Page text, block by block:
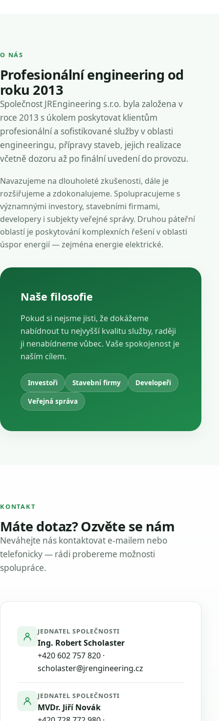
O NÁS
Profesionální engineering od
roku 2013
Společnost JREngineering s.r.o. byla založena v
roce 2013 s úkolem poskytovat klientům
profesionální a sofistikované služby v oblasti
engineeringu, přípravy staveb, jejich realizace
včetně dozoru až po finální uvedení do provozu.
Navazujeme na dlouholeté zkušenosti, dále je
rozšiřujeme a zdokonalujeme. Spolupracujeme s
významnými investory, stavebními firmami,
developery i subjekty veřejné správy. Druhou páteřní
oblastí je poskytování komplexních řešení v oblasti
úspor energií — zejména energie elektrické.
Naše filosofie
Pokud si nejsme jisti, že dokážeme
nabídnout tu nejvyšší kvalitu služby, raději
ji nenabídneme vůbec. Vaše spokojenost je
naším cílem.
Investoři Stavební firmy
Developeři
Veřejná správa
KONTAKT
Máte dotaz? Ozvěte se nám
Neváhejte nás kontaktovat e-mailem nebo
telefonicky — rádi probereme možnosti
spolupráce.
JEDNATEL SPOLEČNOSTI
Ing. Robert Scholaster
+420 602 757 820 ·
scholaster@jrengineering.cz
JEDNATEL SPOLEČNOSTI
MVDr. Jiří Novák